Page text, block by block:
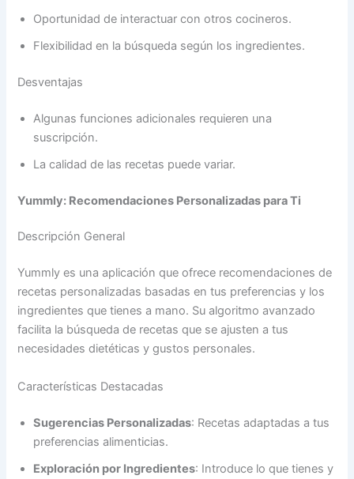
Oportunidad de interactuar con otros cocineros.
Flexibilidad en la búsqueda según los ingredientes.
Desventajas
Algunas funciones adicionales requieren una
suscripción.
La calidad de las recetas puede variar.
Yummly: Recomendaciones Personalizadas para Ti
Descripción General
Yummly es una aplicación que ofrece recomendaciones de
recetas personalizadas basadas en tus preferencias y los
ingredientes que tienes a mano. Su algoritmo avanzado
facilita la búsqueda de recetas que se ajusten a tus
necesidades dietéticas y gustos personales.
Características Destacadas
Sugerencias Personalizadas: Recetas adaptadas a tus
preferencias alimenticias.
Exploración por Ingredientes: Introduce lo que tienes y